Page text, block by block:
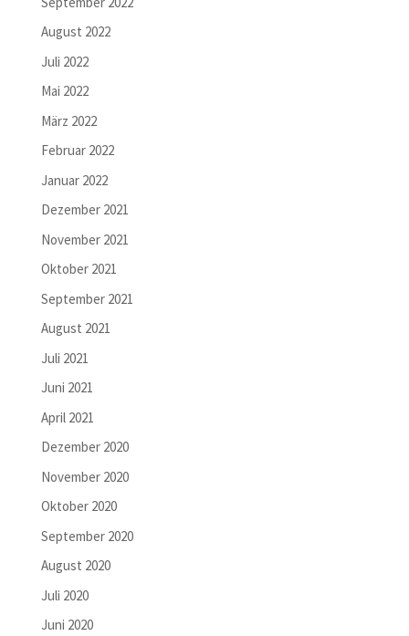
August 2022
Juli 2022
Mai 2022
März 2022
Februar 2022
Januar 2022
Dezember 2021
November 2021
Oktober 2021
September 2021
August 2021
Juli 2021
Juni 2021
April 2021
Dezember 2020
November 2020
Oktober 2020
September 2020
August 2020
Juli 2020
Juni 2020